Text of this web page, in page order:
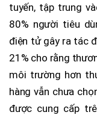
tuyến, tập trung
80% người tiêu
điện tử gây ra tác
21% cho rằng
môi trường hơn
hàng vẫn chưa
được cung cấp